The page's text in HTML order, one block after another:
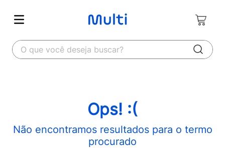
O que você deseja buscar?
Ops! :(
Não encontramos resultados para o termo
procurado